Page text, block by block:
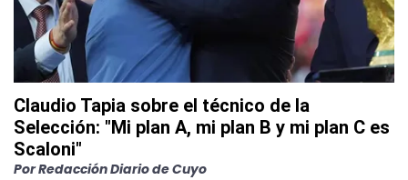
Claudio Tapia sobre el técnico de la
Selección: "Mi plan A, mi plan B y mi plan C es
Scaloni"
PorRedacción Diario de Cuyo